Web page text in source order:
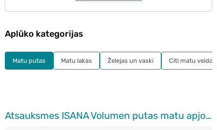
Atsauksmes ISANA Volumen putas matu apjomam, 150ml
Aplūko kategorijas
Matu putas Matu lakas Želejas un vaski Citi matu